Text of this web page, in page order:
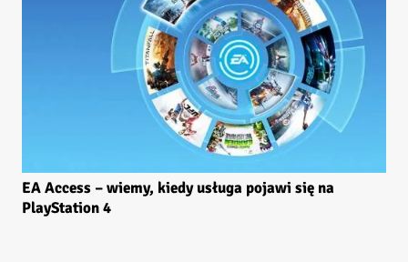
EA Access – wiemy, kiedy usługa pojawi się na
PlayStation 4